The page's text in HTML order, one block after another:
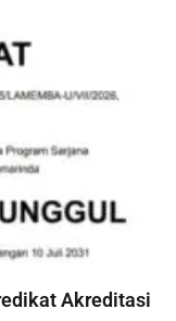
Akreditasi